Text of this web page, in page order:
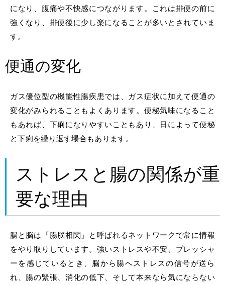
になり、腹痛や不快感につながります。これは排便の前に
強くなり、排便後に少し楽になることが多いとされていま
す。
便通の変化
ガス優位型の機能性腸疾患では、ガス症状に加えて便通の
変化がみられることもよくあります。便秘気味になること
もあれば、下痢になりやすいこともあり、日によって便秘
と下痢を繰り返す場合もあります。
ストレスと腸の関係が重
要な理由
腸と脳は「腸脳相関」と呼ばれるネットワークで常に情報
をやり取りしています。強いストレスや不安、プレッシャ
ーを感じているとき、脳から腸へストレスの信号が送ら
れ、腸の緊張、消化の低下、そして本来なら気にならない